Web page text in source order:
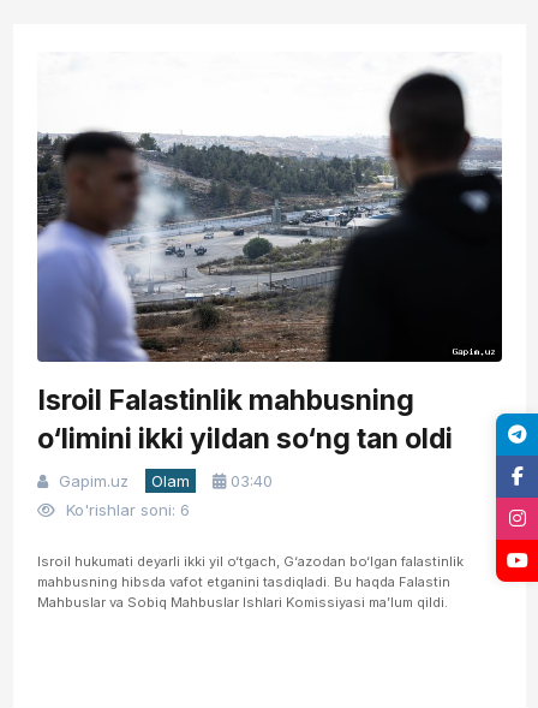
Isroil Falastinlik mahbusning
o‘limini ikki yildan so‘ng tan oldi
Gapim.uz Olam
03:40
Ko'rishlar soni: 6
Isroil hukumati deyarli ikki yil o‘tgach, G‘azodan bo‘lgan falastinlik
mahbusning hibsda vafot etganini tasdiqladi. Bu haqda Falastin
Mahbuslar va Sobiq Mahbuslar Ishlari Komissiyasi ma’lum qildi.